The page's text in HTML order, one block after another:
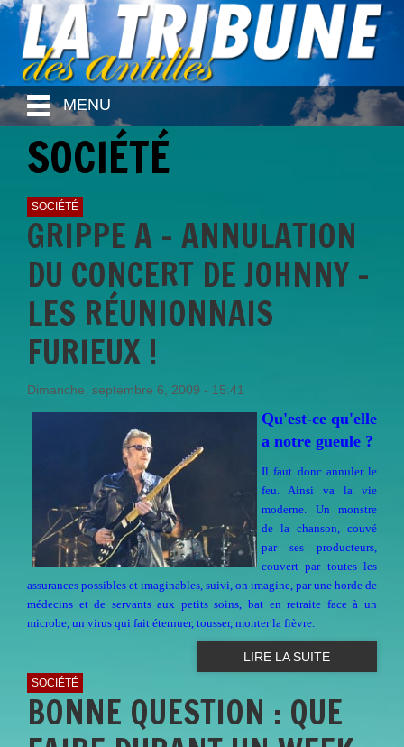
MENU
SOCIÉTÉ
SOCIÉTÉ
GRIPPE A - ANNULATION
DU CONCERT DE JOHNNY -
LES RÉUNIONNAIS
FURIEUX !
Dimanche, septembre 6, 2009 - 15:41
Qu'est-ce qu'elle
a notre gueule ?
Il faut donc annuler le
feu. Ainsi va la vie
moderne. Un monstre
de la chanson, couvé
par ses producteurs,
couvert par toutes les
assurances possibles et imaginables, suivi, on imagine, par une horde de
médecins et de servants aux petits soins, bat en retraite face à un
microbe, un virus qui fait éternuer, tousser, monter la fièvre.
LIRE LA SUITE
SOCIÉTÉ
BONNE QUESTION : QUE